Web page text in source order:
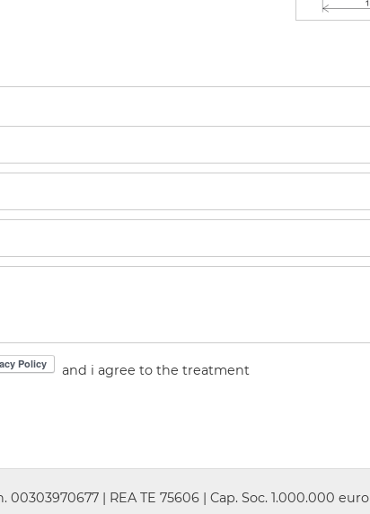
and i agree to the treatment
| REA TE 75606 | Cap. Soc. 1.000.000 euro